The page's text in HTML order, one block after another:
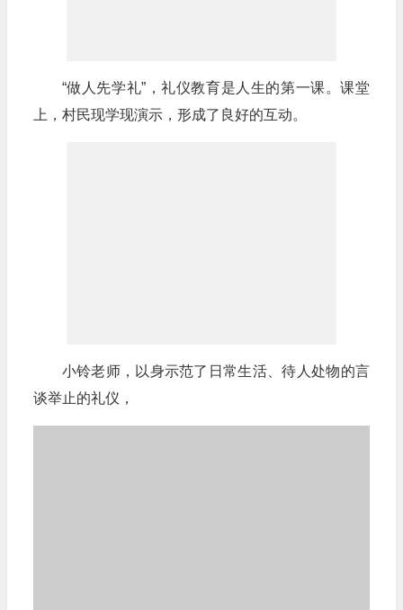
“做人先学礼”，礼仪教育是人生的第一课。课堂
上，村民现学现演示，形成了良好的互动。
小铃老师，以身示范了日常生活、待人处物的言
谈举止的礼仪，